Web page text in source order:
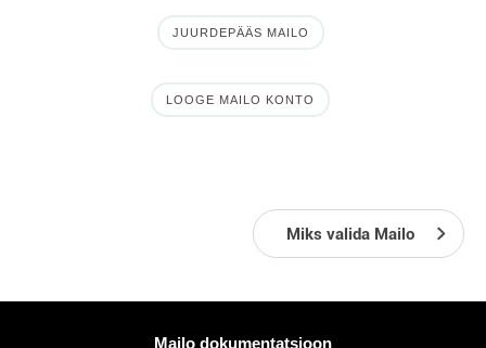
JUURDEPÄÄS MAILO
LOOGE MAILO KONTO
Miks valida Mailo
Rohkem informatsiooniMailo dokumentatsioon